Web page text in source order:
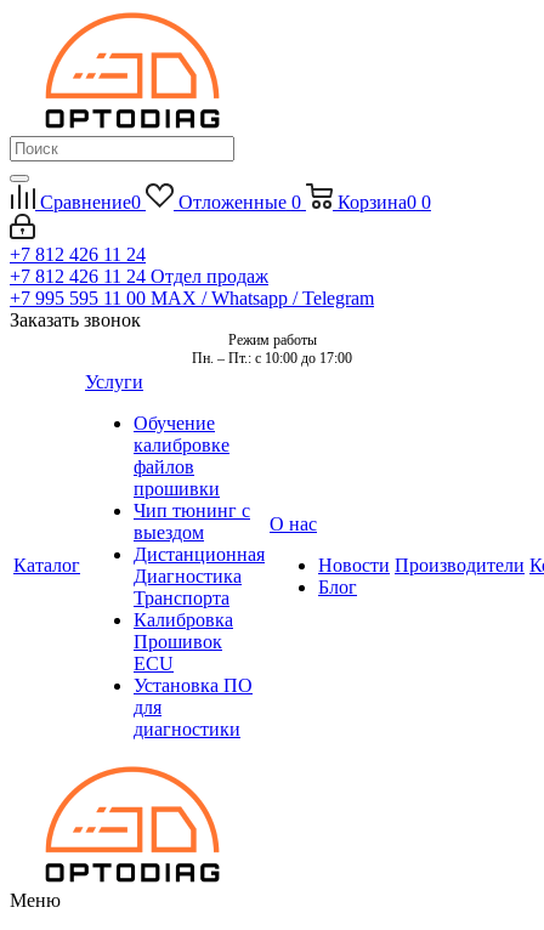
Сравнение0 Отложенные 0 Корзина0 0
+7 812 426 11 24
+7 812 426 11 24 Отдел продаж
+7 995 595 11 00 MAX / Whatsapp / Telegram
Заказать звонок
Режим работы
Пн. – Пт.: с 10:00 до 17:00
Каталог
Услуги
Обучение
калибровке
файлов
прошивки
Чип тюнинг с
выездом
Дистанционная
Диагностика
Транспорта
Калибровка
Прошивок
ECU
Установка ПО
для
диагностики
О нас
Новости
Блог
Производители
Меню